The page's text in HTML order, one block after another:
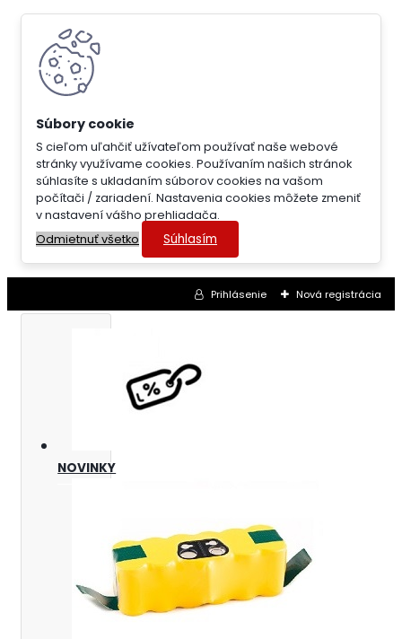
S cieľom uľahčiť užívateľom používať naše webové
stránky využívame cookies. Používaním našich stránok
súhlasíte s ukladaním súborov cookies na vašom
počítači / zariadení. Nastavenia cookies môžete zmeniť
v nastavení vášho prehliadača.
Odmietnuť všetko
Súhlasím
Prihlásenie Nová registrácia
NOVINKY